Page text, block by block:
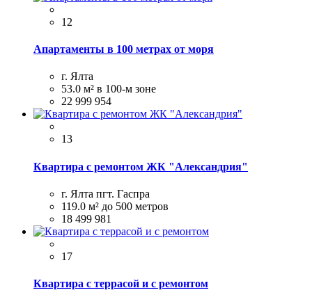
12
Апартаменты в 100 метрах от моря
г. Ялта
53.0 м² в 100-м зоне
22 999 954
13
Квартира с ремонтом ЖК "Александрия"
г. Ялта пгт. Гаспра
119.0 м² до 500 метров
18 499 981
17
Квартира с террасой и с ремонтом